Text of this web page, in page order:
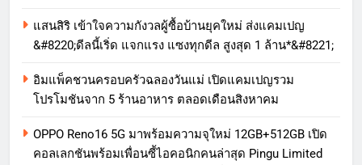
แสนสิริ เข้าใจความกังวลผู้ซื้อบ้านยุคใหม่ ส่งแคมเปญ
&#8220;ดีลนี้เริ่ด แจกแรง แซงทุกดีล สูงสุด 1 ล้าน*&#8221;
อิมแพ็คชวนครอบครัวฉลองวันแม่ เปิดแคมเปญรวม
โปรโมชันจาก 5 ร้านอาหาร ตลอดเดือนสิงหาคม
OPPO Reno16 5G มาพร้อมความจุใหม่ 12GB+512GB เปิด
คอลเลกชันพร้อมเพื่อนซี้ไอคอนิกคนล่าสุด Pingu Limited